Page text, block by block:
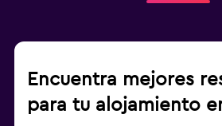
Encuentra mejores
para tu alojamiento